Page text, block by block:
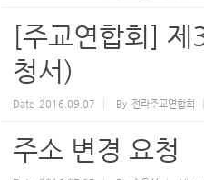
[주교연합회] 제
청서)
Date 2016.09.07 By 전라주교연합회
주소 변경 요청